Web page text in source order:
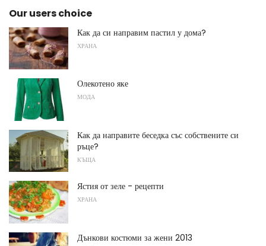
Our users choice
Как да си направим пастил у дома?
ХРАНА
Олекотено яке
МОДА
Как да направите беседка със собствените си
ръце?
КЪЩА
Ястия от зеле - рецепти
ХРАНА
Дънкови костюми за жени 2013